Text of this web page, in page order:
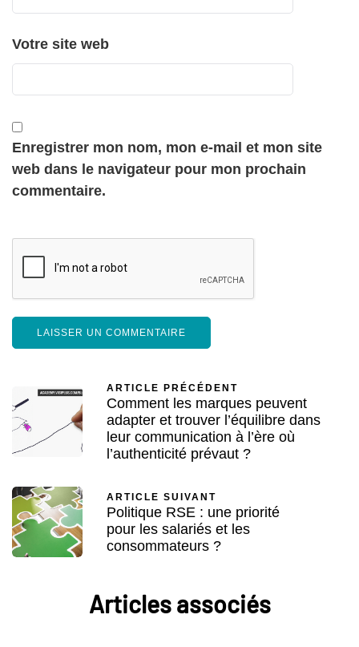
Votre site web
Enregistrer mon nom, mon e-mail et mon site
web dans le navigateur pour mon prochain
commentaire.
ARTICLE PRÉCÉDENT
Comment les marques peuvent
adapter et trouver l’équilibre dans
leur communication à l’ère où
l’authenticité prévaut ?
ARTICLE SUIVANT
Politique RSE : une priorité
pour les salariés et les
consommateurs ?
Articles associés